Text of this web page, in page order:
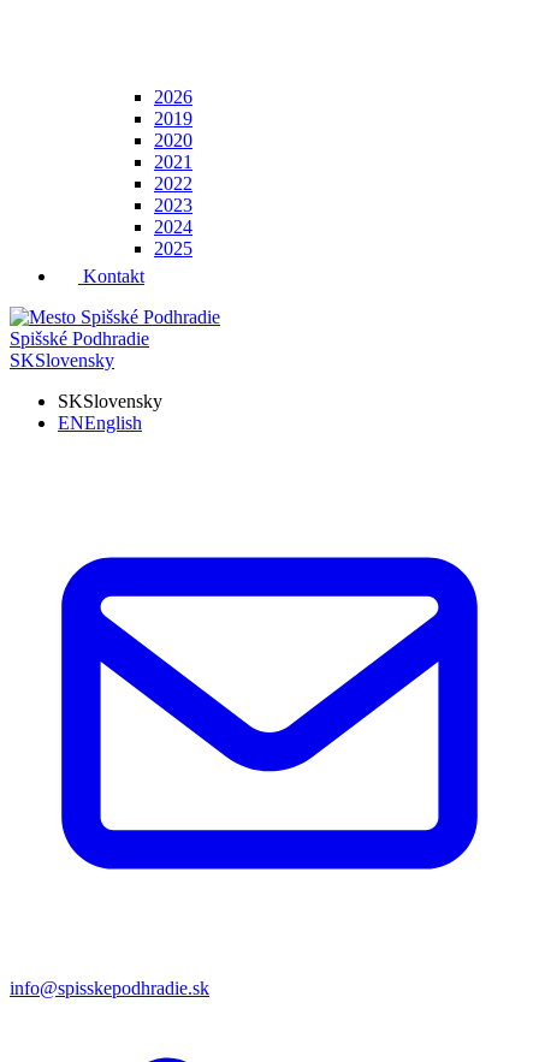
2026
2019
2020
2021
2022
2023
2024
2025
Kontakt
Spišské Podhradie
SKSlovensky
SKSlovensky
ENEnglish
info@spisskepodhradie.sk